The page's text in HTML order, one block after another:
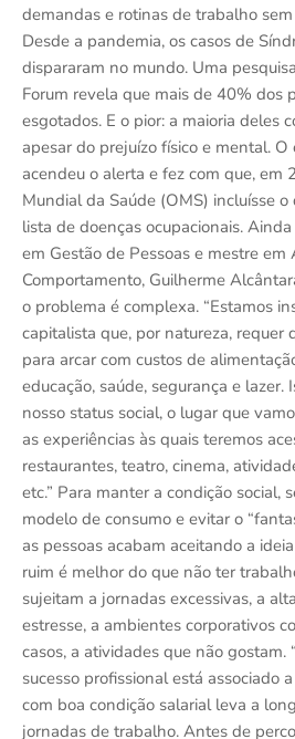
demandas e rotinas de trabalho
Desde a pandemia, os casos de
dispararam no mundo. Uma
Forum revela que mais de 40% dos
esgotados. E o pior: a maioria deles
apesar do prejuízo físico e mental. O
acendeu o alerta e fez com que, em
Mundial da Saúde (OMS) incluísse
lista de doenças ocupacionais.
em Gestão de Pessoas e mestre em
Comportamento, Guilherme
o problema é complexa. “Estamos
capitalista que, por natureza, requer
para arcar com custos de
educação, saúde, segurança e lazer.
nosso status social, o lugar que
as experiências às quais teremos
restaurantes, teatro, cinema,
etc.” Para manter a condição social,
modelo de consumo e evitar o
as pessoas acabam aceitando a
ruim é melhor do que não ter
sujeitam a jornadas excessivas, a
estresse, a ambientes corporativos
casos, a atividades que não gostam.
sucesso profissional está associado
com boa condição salarial leva a
jornadas de trabalho. Antes de